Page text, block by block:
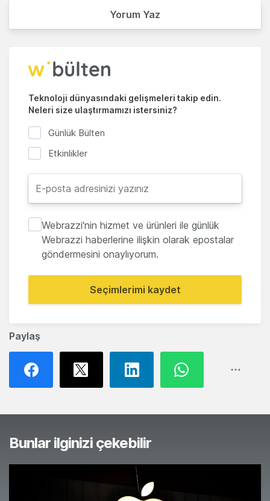
Paylaş
Yorum Yaz
Teknoloji dünyasındaki gelişmeleri takip edin.
Neleri size ulaştırmamızı istersiniz?
Günlük Bülten
Etkinlikler
Webrazzi'nin hizmet ve ürünleri ile günlük
Webrazzi haberlerine ilişkin olarak epostalar
göndermesini onaylıyorum.
Seçimlerimi kaydet
Bunlar ilginizi çekebilir